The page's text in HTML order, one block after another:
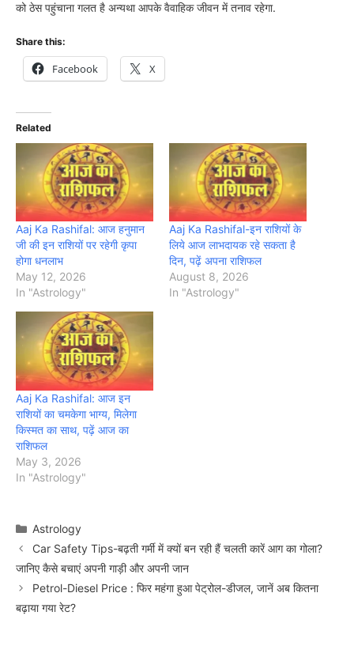
को ठेस पहुंचाना गलत है अन्यथा आपके वैवाहिक जीवन में तनाव रहेगा.
Share this:
Facebook X
Related
Aaj Ka Rashifal: आज हनुमान
जी की इन राशियों पर रहेगी कृपा
होगा धनलाभ
May 12, 2026
In "Astrology"
Aaj Ka Rashifal-इन राशियों के
लिये आज लाभदायक रहे सकता है
दिन, पढ़ें अपना राशिफल
August 8, 2026
In "Astrology"
Aaj Ka Rashifal: आज इन
राशियों का चमकेगा भाग्य, मिलेगा
किस्मत का साथ, पढ़ें आज का
राशिफल
May 3, 2026
In "Astrology"
Categories
Astrology
Car Safety Tips-बढ़ती गर्मी में क्यों बन रही हैं चलती कारें आग का गोला?
जानिए कैसे बचाएं अपनी गाड़ी और अपनी जान
Petrol-Diesel Price : फिर महंगा हुआ पेट्रोल-डीजल, जानें अब कितना
बढ़ाया गया रेट?